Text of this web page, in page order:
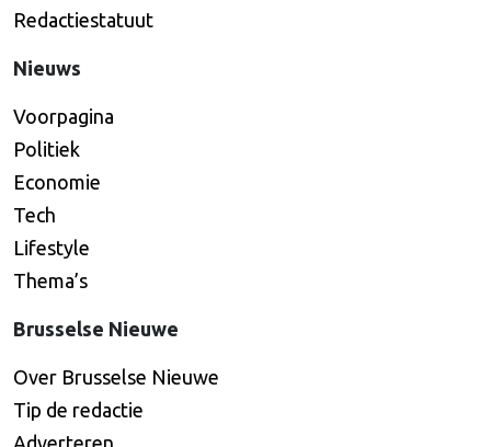
Redactiestatuut
Nieuws
Voorpagina
Politiek
Economie
Tech
Lifestyle
Thema’s
Brusselse Nieuwe
Over Brusselse Nieuwe
Tip de redactie